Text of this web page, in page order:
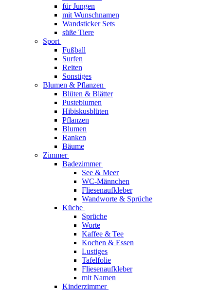
für Jungen
mit Wunschnamen
Wandsticker Sets
süße Tiere
Sport
Fußball
Surfen
Reiten
Sonstiges
Blumen & Pflanzen
Blüten & Blätter
Pusteblumen
Hibiskusblüten
Pflanzen
Blumen
Ranken
Bäume
Zimmer
Badezimmer
See & Meer
WC-Männchen
Fliesenaufkleber
Wandworte & Sprüche
Küche
Sprüche
Worte
Kaffee & Tee
Kochen & Essen
Lustiges
Tafelfolie
Fliesenaufkleber
mit Namen
Kinderzimmer